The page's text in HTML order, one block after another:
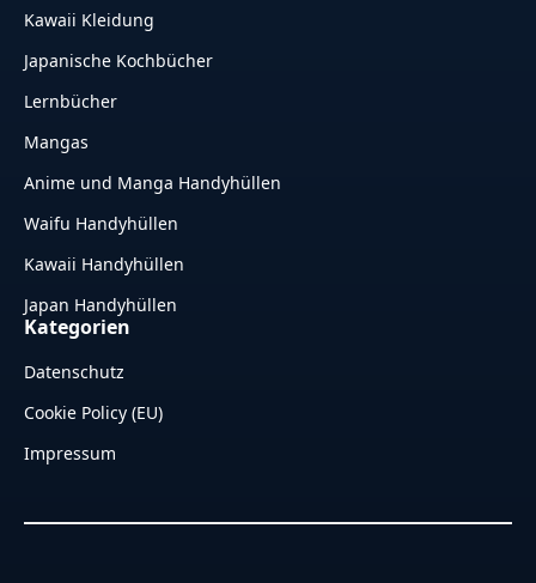
Kawaii Kleidung
Japanische Kochbücher
Lernbücher
Mangas
Anime und Manga Handyhüllen
Waifu Handyhüllen
Kawaii Handyhüllen
Japan Handyhüllen
Kategorien
Datenschutz
Cookie Policy (EU)
Impressum